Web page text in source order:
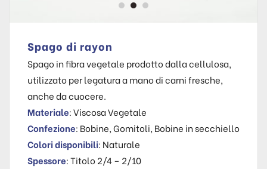
Spago di rayon
Spago in fibra vegetale prodotto dalla cellulosa,
utilizzato per legatura a mano di carni fresche,
anche da cuocere.
Materiale: Viscosa Vegetale
Confezione: Bobine, Gomitoli, Bobine in secchiello
Colori disponibili: Naturale
Spessore: Titolo 2/4 – 2/10